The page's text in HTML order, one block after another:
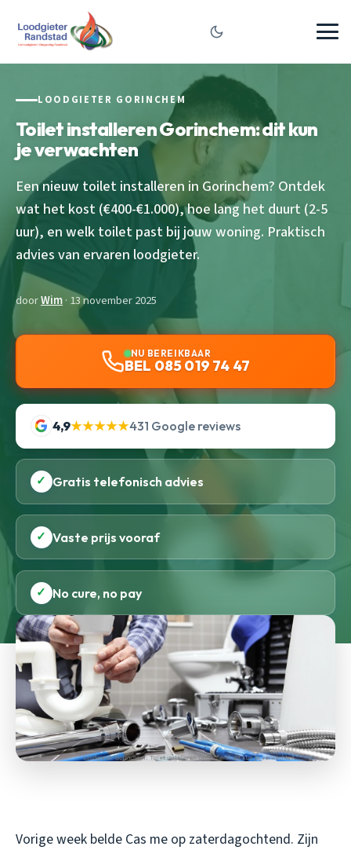
LOODGIETER GORINCHEM
Toilet installeren Gorinchem: dit kun
je verwachten
Een nieuw toilet installeren in Gorinchem? Ontdek
wat het kost (€400-€1.000), hoe lang het duurt (2-5
uur), en welk toilet past bij jouw woning. Praktisch
advies van ervaren loodgieter.
doorWim· 13 november 2025
NU BEREIKBAAR
BEL 085 019 74 47
4,9★★★★★431 Google reviews
✓ Gratis telefonisch advies
✓ Vaste prijs vooraf
✓ No cure, no pay
Vorige week belde Cas me op zaterdagochtend. Zijn